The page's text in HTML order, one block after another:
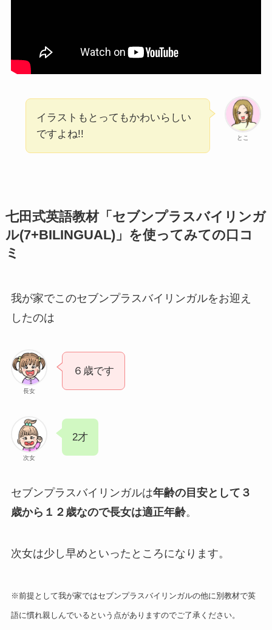
とこ
イラストもとってもかわいらしい
ですよね!!
七田式英語教材「セブンプラスバイリンガ
ル(7+BILINGUAL)」を使ってみての口コ
ミ
我が家でこのセブンプラスバイリンガルをお迎え
したのは
長女
６歳です
次女
2才
セブンプラスバイリンガルは年齢の目安として３
歳から１２歳なので長女は適正年齢。
次女は少し早めといったところになります。
※前提として我が家ではセブンプラスバイリンガルの他に別教材で英
語に慣れ親しんでいるという点がありますのでご了承ください。